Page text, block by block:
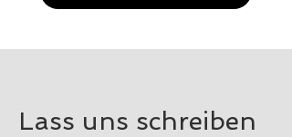
Lass uns schreiben